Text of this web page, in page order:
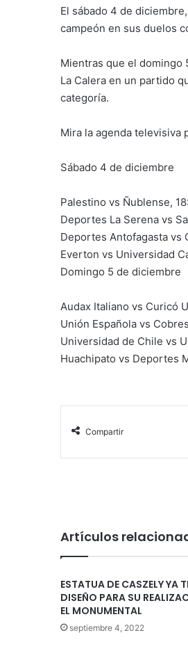
El sábado 4 de
campeón en sus duelos
Mientras que el domingo
La Calera en un partido
categoría.
Mira la agenda televisiva
Sábado 4 de diciembre
Palestino vs Ñublense,
Deportes La Serena vs
Deportes Antofagasta vs
Everton vs Universidad
Domingo 5 de diciembre
Audax Italiano vs Curicó
Unión Española vs
Universidad de Chile vs
Huachipato vs Deportes
Compartir
Artículos
ESTATUA DE CASZELY YA
DISEÑO PARA SU
EL MONUMENTAL
septiembre 4, 2022